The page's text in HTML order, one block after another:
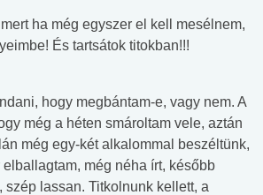
ha még egyszer el kell mesélnem,
És tartsátok titokban!!!
hogy megbántam-e, vagy nem. A
még a héten smároltam vele, aztán
még egy-két alkalommal beszéltünk,
még néha írt, később
szép lassan. Titkolnunk kellett, a